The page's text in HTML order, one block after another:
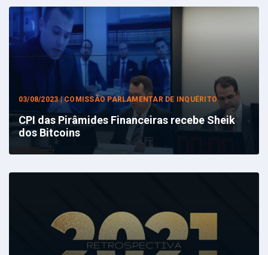
03/08/2023 | COMISSÃO PARLAMENTAR DE INQUÉRITO
CPI das Pirâmides Financeiras recebe Sheik
dos Bitcoins